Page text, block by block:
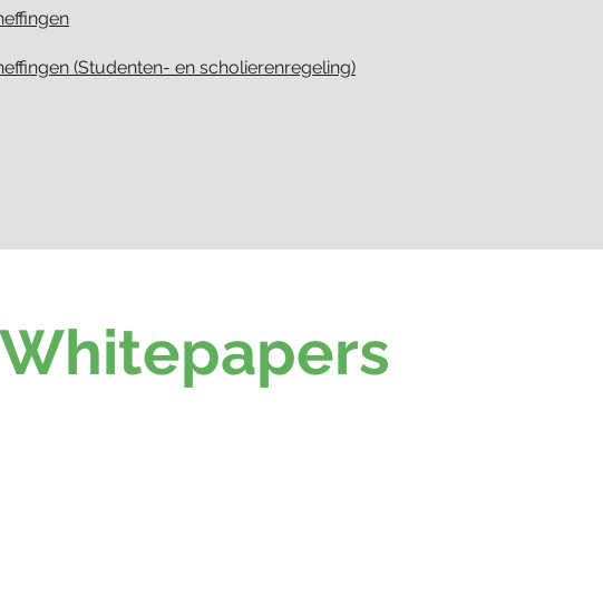
(Studenten- en scholierenregeling)
Whitepapers